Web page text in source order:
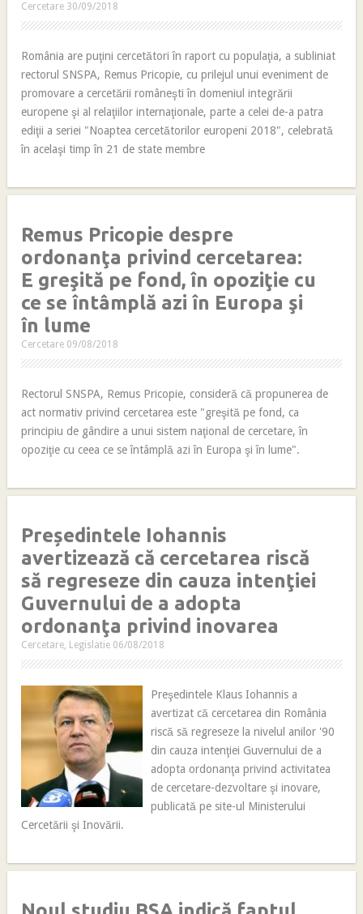
Cercetare 30/09/2018
România are puţini cercetători în raport cu populaţia, a subliniat
rectorul SNSPA, Remus Pricopie, cu prilejul unui eveniment de
promovare a cercetării româneşti în domeniul integrării
europene şi al relaţiilor internaţionale, parte a celei de-a patra
ediţii a seriei "Noaptea cercetătorilor europeni 2018", celebrată
în acelaşi timp în 21 de state membre
Remus Pricopie despre
ordonanţa privind cercetarea:
E greşită pe fond, în opoziţie cu
ce se întâmplă azi în Europa şi
în lume
Cercetare 09/08/2018
Rectorul SNSPA, Remus Pricopie, consideră că propunerea de
act normativ privind cercetarea este "greşită pe fond, ca
principiu de gândire a unui sistem naţional de cercetare, în
opoziţie cu ceea ce se întâmplă azi în Europa şi în lume".
Președintele Iohannis
avertizează că cercetarea riscă
să regreseze din cauza intenţiei
Guvernului de a adopta
ordonanţa privind inovarea
Cercetare, Legislatie 06/08/2018
Preşedintele Klaus Iohannis a
avertizat că cercetarea din România
riscă să regreseze la nivelul anilor '90
din cauza intenţiei Guvernului de a
adopta ordonanţa privind activitatea
de cercetare-dezvoltare şi inovare,
publicată pe site-ul Ministerului
Cercetării şi Inovării.